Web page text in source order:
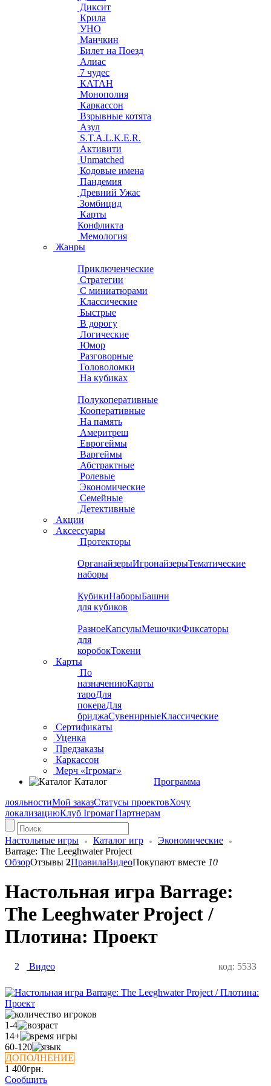
Диксит
Крила
УНО
Манчкин
Билет на Поезд
Алиас
7 чудес
КАТАН
Монополия
Каркассон
Взрывные котята
Азул
S.T.A.L.K.E.R.
Активити
Unmatched
Кодовые имена
Пандемия
Древний Ужас
Зомбицид
Карты
Конфликта
Мемология
Жанры
Приключенческие
Стратегии
С миниатюрами
Классические
Быстрые
В дорогу
Логические
Юмор
Разговорные
Головоломки
На кубиках
Полукоперативные
Кооперативные
На память
Америтреш
Еврогеймы
Варгеймы
Абстрактные
Ролевые
Экономические
Семейные
Детективные
Акции
Аксессуары
Протекторы
ОрганайзерыИгронайзерыТематические
наборы
КубикиНаборыБашни
для кубиков
РазноеКапсулыМешочкиФиксаторы
для
коробокТокени
Карты
По
назначениюКарты
тароДля
покераДля
бриджаСувенирныеКлассические
Сертификаты
Уценка
Предзаказы
Каркассон
Мерч «Ігромаг»
Каталог
Программа
лояльностиМой заказСтатусы проектовХочу
локализациюКлуб ІгромагПартнерам
Настольные игры Каталог игр
Экономические
Barrage: The Leeghwater Project
ОбзорОтзывы 2ПравилаВидеоПокупают вместе 10
Настольная игра Barrage:
The Leeghwater Project /
Плотина: Проект
2 Видео код: 5533
1-4
14+
60-120
ДОПОЛНЕНИЕ
1 400грн.
Сообщить